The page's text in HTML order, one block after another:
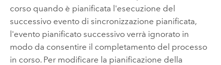
corso quando è pianificata l'esecuzione del
successivo evento di sincronizzazione pianificata,
l'evento pianificato successivo verrà ignorato in
modo da consentire il completamento del processo
in corso. Per modificare la pianificazione della